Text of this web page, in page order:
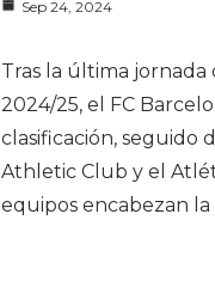
Sep 24, 2024
Tras la última jornada
2024/25, el FC
clasificación, seguido
Athletic Club y el
equipos encabezan